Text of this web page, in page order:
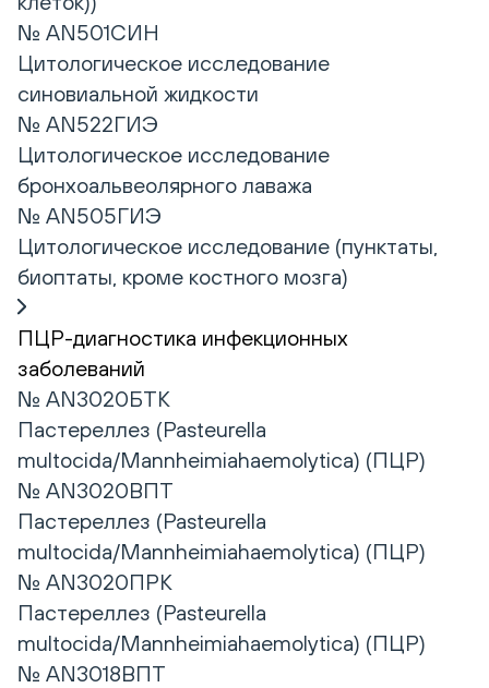
№ AN501СИН
Цитологическое исследование
синовиальной жидкости
№ AN522ГИЭ
Цитологическое исследование
бронхоальвеолярного лаважа
№ AN505ГИЭ
Цитологическое исследование (пунктаты,
биоптаты, кроме костного мозга)
ПЦР-диагностика инфекционных
заболеваний
№ AN3020БТК
Пастереллез (Pasteurella
multocida/Mannheimiahaemolytica) (ПЦР)
№ AN3020ВПТ
Пастереллез (Pasteurella
multocida/Mannheimiahaemolytica) (ПЦР)
№ AN3020ПРК
Пастереллез (Pasteurella
multocida/Mannheimiahaemolytica) (ПЦР)
№ AN3018ВПТ